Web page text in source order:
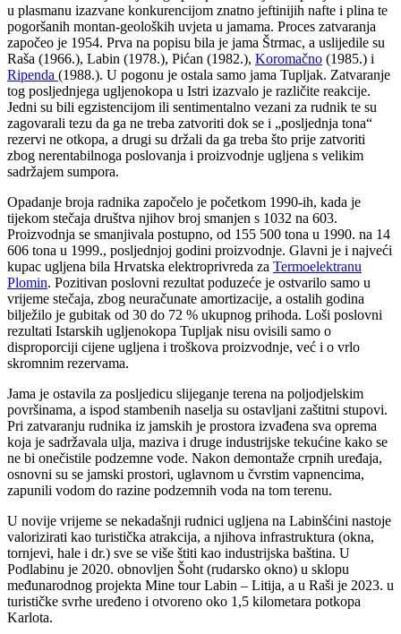
u plasmanu izazvane konkurencijom znatno jeftinijih nafte i plina te
pogoršanih montan-geoloških uvjeta u jamama. Proces zatvaranja
započeo je 1954. Prva na popisu bila je jama Štrmac, a uslijedile su
Raša (1966.), Labin (1978.), Pićan (1982.), Koromačno (1985.) i
Ripenda (1988.). U pogonu je ostala samo jama Tupljak. Zatvaranje
tog posljednjega ugljenokopa u Istri izazvalo je različite reakcije.
Jedni su bili egzistencijom ili sentimentalno vezani za rudnik te su
zagovarali tezu da ga ne treba zatvoriti dok se i „posljednja tona“
rezervi ne otkopa, a drugi su držali da ga treba što prije zatvoriti
zbog nerentabilnoga poslovanja i proizvodnje ugljena s velikim
sadržajem sumpora.
Opadanje broja radnika započelo je početkom 1990-ih, kada je
tijekom stečaja društva njihov broj smanjen s 1032 na 603.
Proizvodnja se smanjivala postupno, od 155 500 tona u 1990. na 14
606 tona u 1999., posljednjoj godini proizvodnje. Glavni je i najveći
kupac ugljena bila Hrvatska elektroprivreda za Termoelektranu
Plomin. Pozitivan poslovni rezultat poduzeće je ostvarilo samo u
vrijeme stečaja, zbog neuračunate amortizacije, a ostalih godina
bilježilo je gubitak od 30 do 72 % ukupnog prihoda. Loši poslovni
rezultati Istarskih ugljenokopa Tupljak nisu ovisili samo o
disproporciji cijene ugljena i troškova proizvodnje, već i o vrlo
skromnim rezervama.
Jama je ostavila za posljedicu slijeganje terena na poljodjelskim
površinama, a ispod stambenih naselja su ostavljani zaštitni stupovi.
Pri zatvaranju rudnika iz jamskih je prostora izvađena sva oprema
koja je sadržavala ulja, maziva i druge industrijske tekućine kako se
ne bi onečistile podzemne vode. Nakon demontaže crpnih uređaja,
osnovni su se jamski prostori, uglavnom u čvrstim vapnencima,
zapunili vodom do razine podzemnih voda na tom terenu.
U novije vrijeme se nekadašnji rudnici ugljena na Labinšćini nastoje
valorizirati kao turistička atrakcija, a njihova infrastruktura (okna,
tornjevi, hale i dr.) sve se više štiti kao industrijska baština. U
Podlabinu je 2020. obnovljen Šoht (rudarsko okno) u sklopu
međunarodnog projekta Mine tour Labin – Litija, a u Raši je 2023. u
turističke svrhe uređeno i otvoreno oko 1,5 kilometara potkopa
Karlota.